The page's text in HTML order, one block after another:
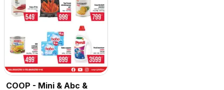
COOP - Mini & Abc &